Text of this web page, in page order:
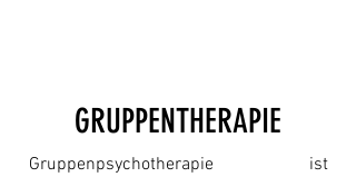
GRUPPENTHERAPIE
Gruppenpsychotherapie ist